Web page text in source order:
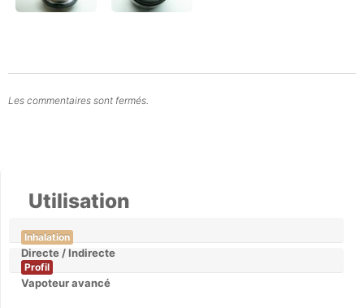
Les commentaires sont fermés.
Utilisation
Inhalation
Directe / Indirecte
Profil
Vapoteur avancé